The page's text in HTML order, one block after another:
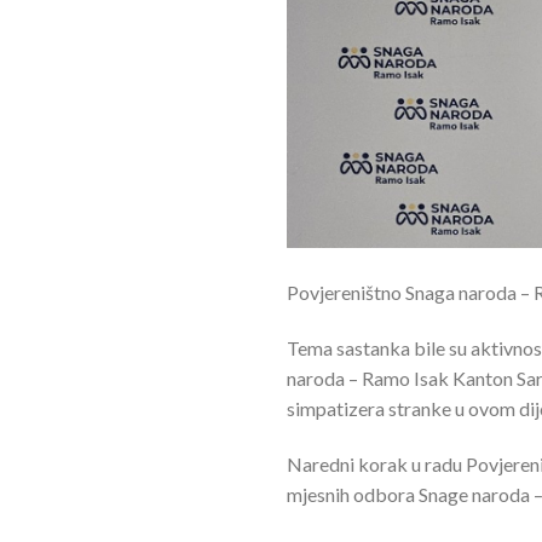
Povjereništno Snaga naroda –
Tema sastanka bile su
naroda – Ramo Isak Kanton
simpatizera stranke u ovom
Naredni korak u radu
mjesnih odbora Snage naroda